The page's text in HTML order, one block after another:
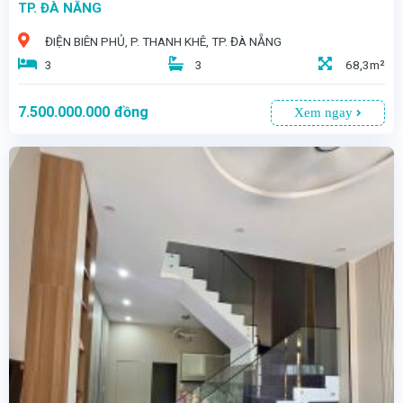
TP. ĐÀ NẴNG
ĐIỆN BIÊN PHỦ, P. THANH KHÊ, TP. ĐÀ NẴNG
3
3 68,3m²
7.500.000.000 đồng Xem ngay